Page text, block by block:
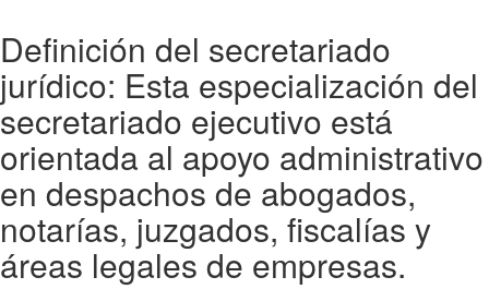
Definición del secretariado
jurídico: Esta especialización del
secretariado ejecutivo está
orientada al apoyo administrativo
en despachos de abogados,
notarías, juzgados, fiscalías y
áreas legales de empresas.